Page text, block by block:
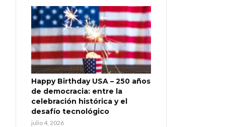
Happy Birthday USA – 250 años
de democracia: entre la
celebración histórica y el
desafío tecnológico
julio 4, 2026